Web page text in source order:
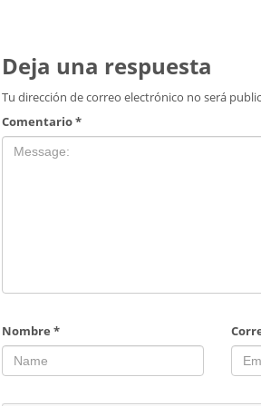
Deja una respuesta
Tu dirección de correo electrónico no será
Comentario*
Nombre *